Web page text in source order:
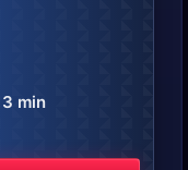
min